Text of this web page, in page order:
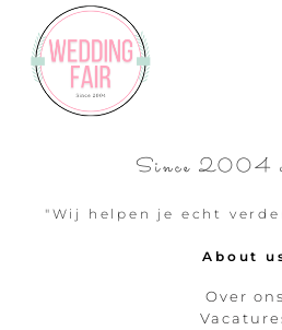
Since 2004
"Wij helpen je echt
About
Over ons